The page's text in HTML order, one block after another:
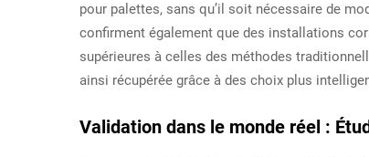
pour palettes, sans qu’il soit nécessaire de
confirment également que des installations
supérieures à celles des méthodes
ainsi récupérée grâce à des choix plus
Validation dans le monde réel :